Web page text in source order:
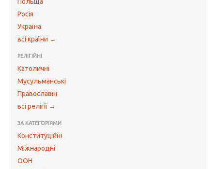
Росія
Україна
всі країни →
РЕЛІГІЙНІ
Католичні
Мусульманські
Православні
всі релігії →
ЗА КАТЕГОРІЯМИ
Конституційні
Міжнародні
ООН